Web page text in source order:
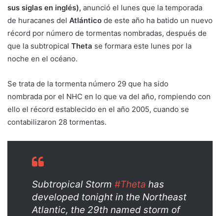
sus siglas en inglés), anunció el lunes que la temporada
de huracanes del Atlántico de este año ha batido un nuevo
récord por número de tormentas nombradas, después de
que la subtropical Theta se formara este lunes por la
noche en el océano.
Se trata de la tormenta número 29 que ha sido
nombrada por el NHC en lo que va del año, rompiendo con
ello el récord establecido en el año 2005, cuando se
contabilizaron 28 tormentas.
Subtropical Storm #Theta has
developed tonight in the Northeast
Atlantic, the 29th named storm of